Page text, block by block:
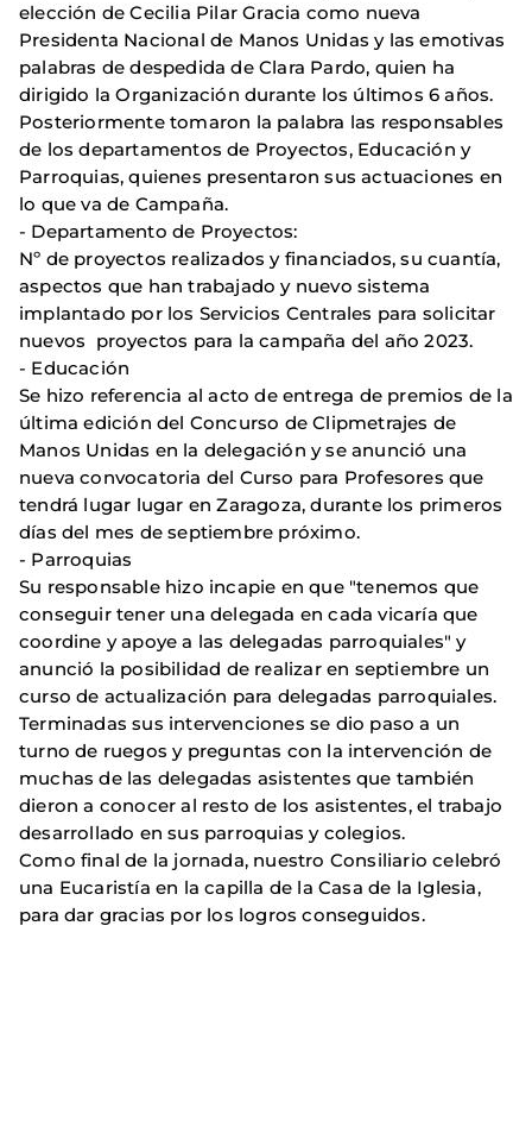
elección de Cecilia Pilar Gracia como nueva
Presidenta Nacional de Manos Unidas y las emotivas
palabras de despedida de Clara Pardo, quien ha
dirigido la Organización durante los últimos 6 años.
Posteriormente tomaron la palabra las responsables
de los departamentos de Proyectos, Educación y
Parroquias, quienes presentaron sus actuaciones en
lo que va de Campaña.
- Departamento de Proyectos:
Nº de proyectos realizados y financiados, su cuantía,
aspectos que han trabajado y nuevo sistema
implantado por los Servicios Centrales para solicitar
nuevos proyectos para la campaña del año 2023.
- Educación
Se hizo referencia al acto de entrega de premios de la
última edición del Concurso de Clipmetrajes de
Manos Unidas en la delegación y se anunció una
nueva convocatoria del Curso para Profesores que
tendrá lugar lugar en Zaragoza, durante los primeros
días del mes de septiembre próximo.
- Parroquias
Su responsable hizo incapie en que "tenemos que
conseguir tener una delegada en cada vicaría que
coordine y apoye a las delegadas parroquiales" y
anunció la posibilidad de realizar en septiembre un
curso de actualización para delegadas parroquiales.
Terminadas sus intervenciones se dio paso a un
turno de ruegos y preguntas con la intervención de
muchas de las delegadas asistentes que también
dieron a conocer al resto de los asistentes, el trabajo
desarrollado en sus parroquias y colegios.
Como final de la jornada, nuestro Consiliario celebró
una Eucaristía en la capilla de la Casa de la Iglesia,
para dar gracias por los logros conseguidos.